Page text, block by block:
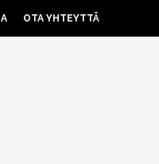
OTA YHTEYTTÄ